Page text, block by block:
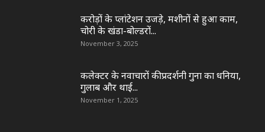
करोड़ों के प्लांटेशन उजड़े, मशीनों से हुआ काम,
चोरी के खंडा-बोल्डरों...
November 3, 2025
कलेक्टर के नवाचारों की प्रदर्शनी गुना का धनिया,
गुलाब और थाई...
November 1, 2025